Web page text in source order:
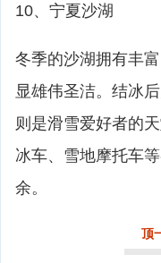
10、宁夏沙湖
冬季的沙湖拥有丰
显雄伟圣洁。结冰
则是滑雪爱好者的
冰车、雪地摩托车
余。
顶